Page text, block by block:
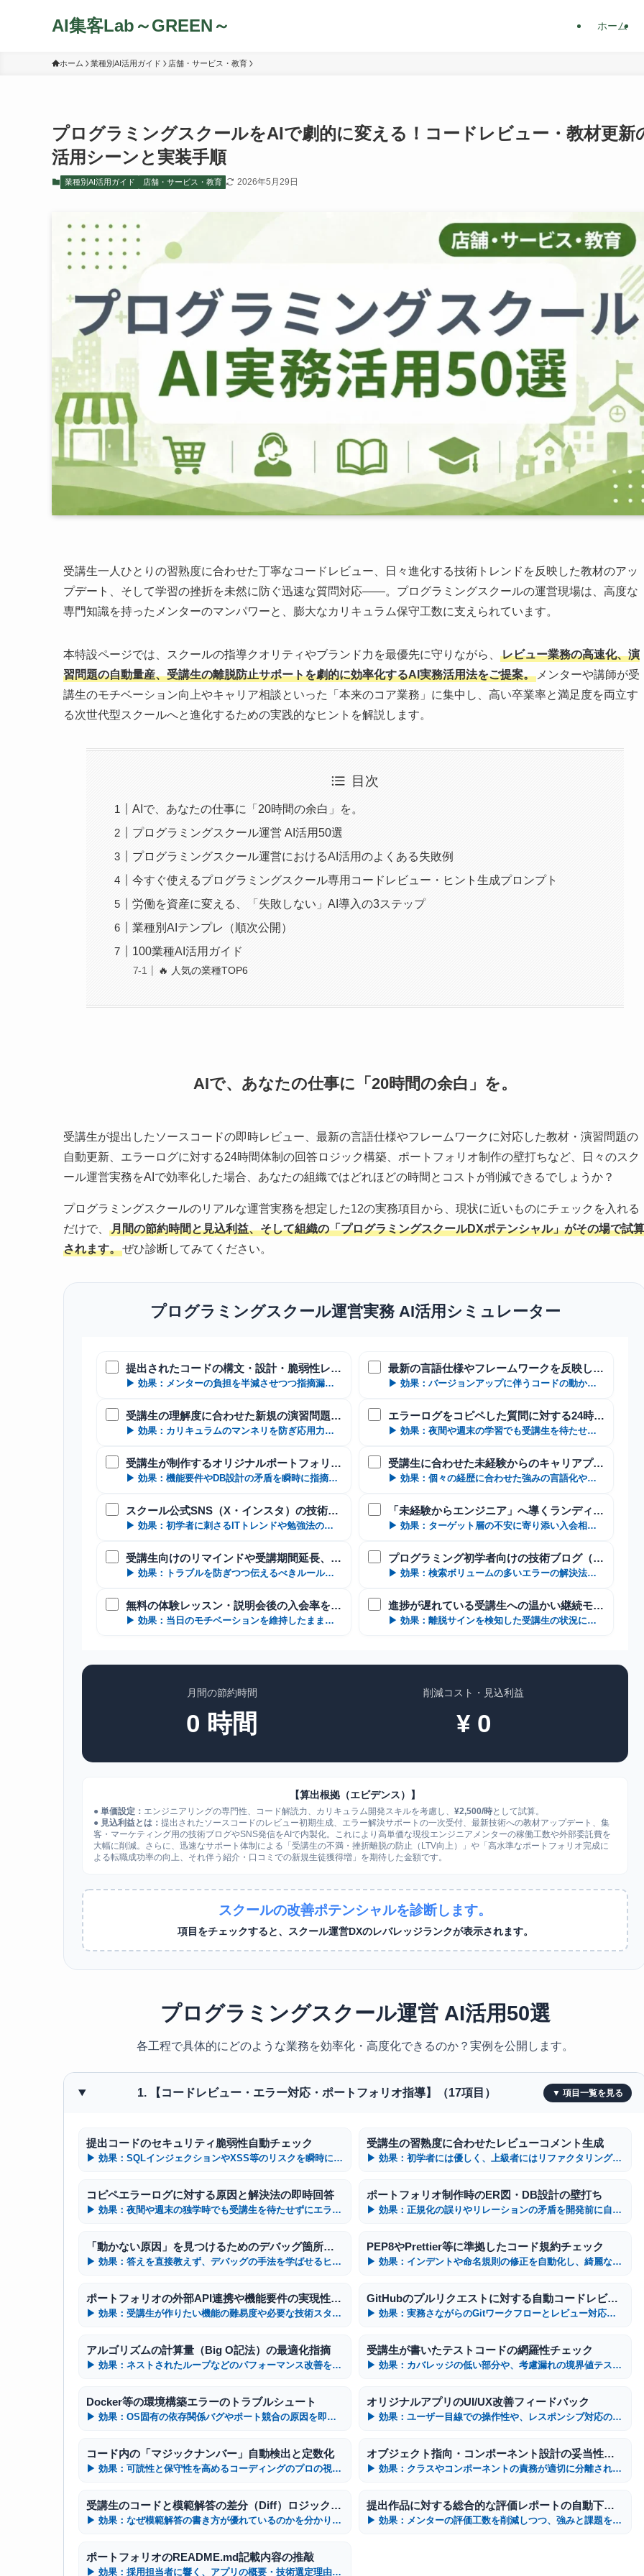
AI集客Lab～GREEN～ ホーム
ホーム 業種別AI活用ガイド 店舗・サービス・教育
プログラミングスクールをAIで劇的に変える！コードレビュー・教材更新
活用シーンと実装手順
業種別AI活用ガイド 店舗・サービス・教育 2026年5月29日
受講生一人ひとりの習熟度に合わせた丁寧なコードレビュー、日々進化する技術トレンドを反映した教材のアッ
プデート、そして学習の挫折を未然に防ぐ迅速な質問対応――。プログラミングスクールの運営現場は、高度な
専門知識を持ったメンターのマンパワーと、膨大なカリキュラム保守工数に支えられています。
本特設ページでは、スクールの指導クオリティやブランド力を最優先に守りながら、
レビュー業務の高速化、演
習問題の自動量産、受講生の離脱防止サポートを劇的に効率化するAI実務活用法をご提案。 メンターや講師が受
講生のモチベーション向上やキャリア相談といった「本来のコア業務」に集中し、高い卒業率と満足度を両立す
る次世代型スクールへと進化するための実践的なヒントを解説します。
目次
AIで、あなたの仕事に「20時間の余白」を。
プログラミングスクール運営 AI活用50選
プログラミングスクール運営におけるAI活用のよくある失敗例
今すぐ使えるプログラミングスクール専用コードレビュー・ヒント生成プロンプト
労働を資産に変える、「失敗しない」AI導入の3ステップ
業種別AIテンプレ（順次公開）
100業種AI活用ガイド
🔥 人気の業種TOP6
AIで、あなたの仕事に「20時間の余白」を。
受講生が提出したソースコードの即時レビュー、最新の言語仕様やフレームワークに対応した教材・演習問題の
自動更新、エラーログに対する24時間体制の回答ロジック構築、ポートフォリオ制作の壁打ちなど、日々のスク
ール運営実務をAIで効率化した場合、あなたの組織ではどれほどの時間とコストが削減できるでしょうか？
プログラミングスクールのリアルな運営実務を想定した12の実務項目から、現状に近いものにチェックを入れる
だけで、
月間の節約時間と見込利益、そして組織の「プログラミングスクールDXポテンシャル」がその場で試算
されます。ぜひ診断してみてください。
プログラミングスクール運営実務 AI活用シミュレーター
提出されたコードの構文・設計・脆弱性レビューの自動化
▶ 効果：メンターの負担を半減させつつ指摘漏れのない均一な評価を実現
最新の言語仕様やフレームワークを反映した既存教材の改訂
▶ 効果：バージョンアップに伴うコードの動かないバグを未然に排除
受講生の理解度に合わせた新規の演習問題・解答例の量産
▶ 効果：カリキュラムのマンネリを防ぎ応用力を鍛えるテストを高速開発
エラーログをコピペした質問に対する24時間初期回答の構築
▶ 効果：夜間や週末の学習でも受講生を待たせずエラーでの挫折を即防止
受講生が制作するオリジナルポートフォリオの設計・壁打ち
▶ 効果：機能要件やDB設計の矛盾を瞬時に指摘し開発の手戻りを削減
受講生に合わせた未経験からのキャリアプランや面接対策文作成
▶ 効果：個々の経歴に合わせた強みの言語化や職務経歴書のリライト補助
スクール公式SNS（X・インスタ）の技術トレンド解説文作成
▶ 効果：初学者に刺さるITトレンドや勉強法のコンテンツを毎日自動量産
「未経験からエンジニア」へ導くランディングページの集客コピー
▶ 効果：ターゲット層の不安に寄り添い入会相談へ導くCVRの高い文面
受講生向けのリマインドや受講期間延長、規約変更の案内
▶ 効果：トラブルを防ぎつつ伝えるべきルールをロジカルに通知する文章
プログラミング初学者向けの技術ブログ（SEO記事）の執筆
▶ 効果：検索ボリュームの多いエラーの解決法などを網羅し自然流入を獲得
無料の体験レッスン・説明会後の入会率を高める追客LINE文面
▶ 効果：当日のモチベーションを維持したまま本講座へ繋ぐステップ配信
進捗が遅れている受講生への温かい継続モチベート個別連絡
▶ 効果：離脱サインを検知した受講生の状況に寄り添う声かけ文面の推敲
月間の節約時間
0 時間
削減コスト・見込利益
¥ 0
【算出根拠（エビデンス）】
● 単価設定： エンジニアリングの専門性、コード解読力、カリキュラム開発スキルを考慮し、 ¥2,500/時として試算。
● 見込利益とは： 提出されたソースコードのレビュー初期生成、エラー解決サポートの一次受付、最新技術への教材アップデート、集
客・マーケティング用の技術ブログやSNS発信をAIで内製化。これにより高単価な現役エンジニアメンターの稼働工数や外部委託費を
大幅に削減。さらに、迅速なサポート体制による「受講生の不満・挫折離脱の防止（LTV向上）」や「高水準なポートフォリオ完成に
よる転職成功率の向上、それ伴う紹介・口コミでの新規生徒獲得増」を期待した金額です。
スクールの改善ポテンシャルを診断します。
項目をチェックすると、スクール運営DXのレバレッジランクが表示されます。
プログラミングスクール運営 AI活用50選
各工程で具体的にどのような業務を効率化・高度化できるのか？実例を公開します。
1. 【コードレビュー・エラー対応・ポートフォリオ指導】（17項目）
提出コードのセキュリティ脆弱性自動チェック
▶ 効果：SQLインジェクションやXSS等のリスクを瞬時に検出
受講生の習熟度に合わせたレビューコメント生成
▶ 効果：初学者には優しく、上級者にはリファクタリングを促す文面
コピペエラーログに対する原因と解決法の即時回答
▶ 効果：夜間や週末の独学時でも受講生を待たせずにエラーを解消
ポートフォリオ制作時のER図・DB設計の壁打ち
▶ 効果：正規化の誤りやリレーションの矛盾を開発前に自動検知
「動かない原因」を見つけるためのデバッグ箇所の指摘
▶ 効果：答えを直接教えず、デバッグの手法を学ばせるヒントの提示
PEP8やPrettier等に準拠したコード規約チェック
▶ 効果：インデントや命名規則の修正を自動化し、綺麗なコード習慣を定着
ポートフォリオの外部API連携や機能要件の実現性検証
▶ 効果：受講生が作りたい機能の難易度や必要な技術スタックの整理
GitHubのプルリクエストに対する自動コードレビュー
▶ 効果：実務さながらのGitワークフローとレビュー対応の高速体験
アルゴリズムの計算量（Big O記法）の最適化指摘
▶ 効果：ネストされたループなどのパフォーマンス改善をロジカルに解説
受講生が書いたテストコードの網羅性チェック
▶ 効果：カバレッジの低い部分や、考慮漏れの境界値テストケースを提案
Docker等の環境構築エラーのトラブルシュート
▶ 効果：OS固有の依存関係バグやポート競合の原因を即座に特定
オリジナルアプリのUI/UX改善フィードバック
▶ 効果：ユーザー目線での操作性や、レスポンシブ対応の不備を指摘
コード内の「マジックナンバー」自動検出と定数化
▶ 効果：可読性と保守性を高めるコーディングのプロの視点を伝授
オブジェクト指向・コンポーネント設計の妥当性評価
▶ 効果：クラスやコンポーネントの責務が適切に分離されているかを分析
受講生のコードと模範解答の差分（Diff）ロジック解説
▶ 効果：なぜ模範解答の書き方が優れているのかを分かりやすく対比
提出作品に対する総合的な評価レポートの自動下書き
▶ 効果：メンターの評価工数を削減しつつ、強みと課題を可視化
ポートフォリオのREADME.md記載内容の推敲
▶ 効果：採用担当者に響く、アプリの概要・技術選定理由の格調高い言語化